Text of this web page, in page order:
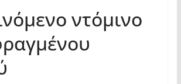
ντόμινο